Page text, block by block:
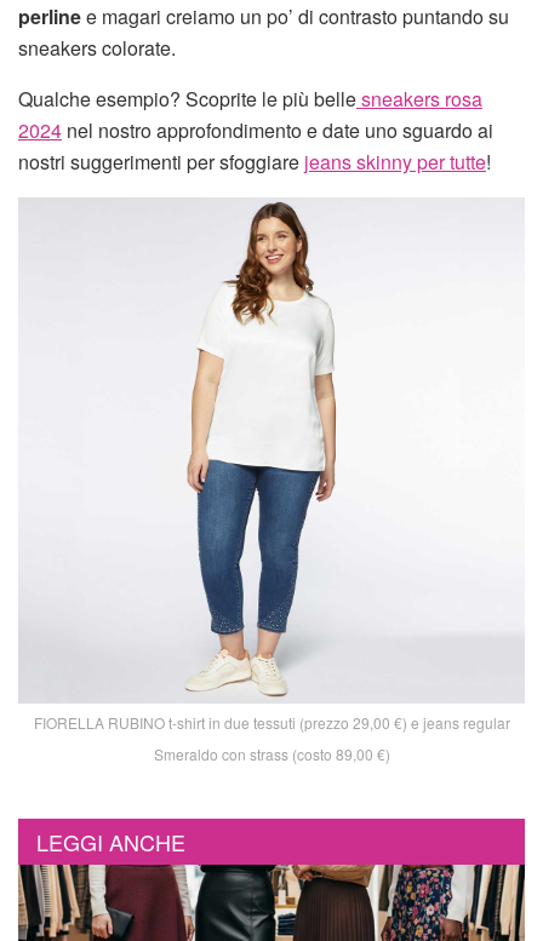
perlinee magari creiamo un po’ di contrasto puntando su
sneakers colorate.
Qualche esempio? Scoprite le più bellesneakers rosa
2024 nel nostro approfondimento e date uno sguardo ai
nostri suggerimenti per sfoggiare jeans skinny per tutte!
FIORELLA RUBINO t-shirt in due tessuti (prezzo 29,00 €) e jeans regular
Smeraldo con strass (costo 89,00 €)
LEGGI ANCHE